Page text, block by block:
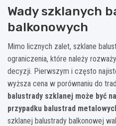
Wady szklanych
balkonowych
Mimo licznych zalet, szklane
ograniczenia, które należy
decyzji. Pierwszym i często
wyższa cena w porównaniu do
balustrady szklanej może być
przypadku balustrad
szklanej balustrady balkonowej